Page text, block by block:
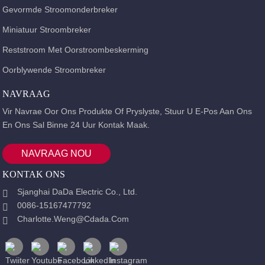
Gevormde Stroomonderbreker
Miniatuur Stroombreker
Reststroom Met Oorstroombeskerming
Oorblywende Stroombreker
NAVRAAG
Vir Navrae Oor Ons Produkte Of Pryslyste, Stuur U E-Pos Aan Ons
En Ons Sal Binne 24 Uur Kontak Maak.
NAVRAAG NOU
KONTAK ONS
Sjanghai DaDa Electric Co., Ltd.
0086-15167477792
Charlotte.weng@cdada.com